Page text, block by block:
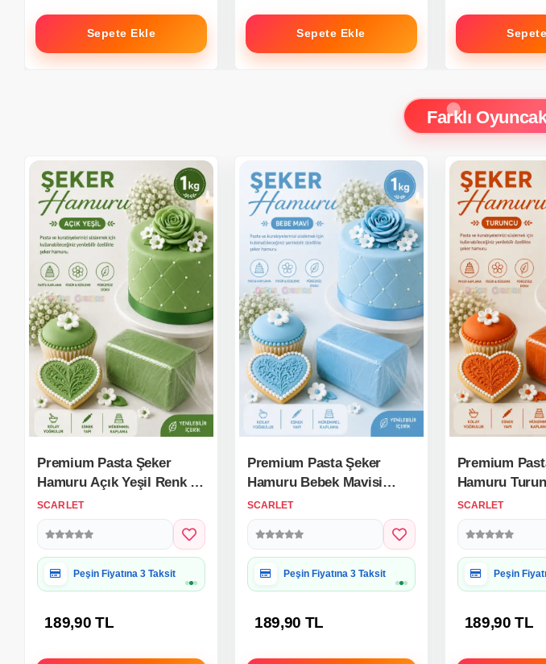
Sepete Ekle Sepete Ekle
Farklı
Premium Pasta Şeker
Hamuru Açık Yeşil Renk 1
Kg.
SCARLET
Hediye Paketine Uygun
189,90 TL
Premium Pasta Şeker
Hamuru Bebek Mavisi
Renk 1 Kg.
SCARLET
Hediye Paketine Uygun
189,90 TL
Premium
Hamuru
Kg.
SCARLET
Hediye
189,90 TL